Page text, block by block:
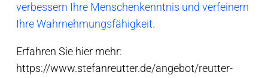
verbessern Ihre Menschenkenntnis und verfeinern
Ihre Wahrnehmungsfähigkeit.
Erfahren Sie hier mehr:
https://www.stefanreutter.de/angebot/reutter-